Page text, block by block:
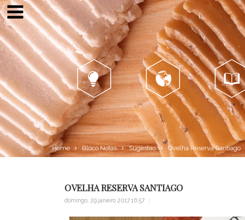
Porquê? Mundo... Catálogo
Home Bloco Notas Sugestao Ovelha Reserva Santiago
OVELHA RESERVA SANTIAGO
domingo, 29 janeiro 2017 16:57